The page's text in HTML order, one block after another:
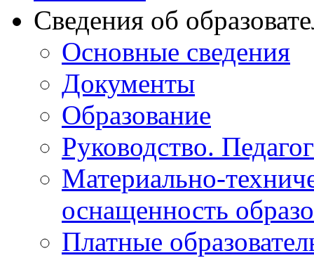
Сведения об
Основные сведения
Документы
Образование
Руководство.
Материально-
оснащенность
Платные